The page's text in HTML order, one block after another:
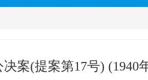
案(提案第17号) (1940